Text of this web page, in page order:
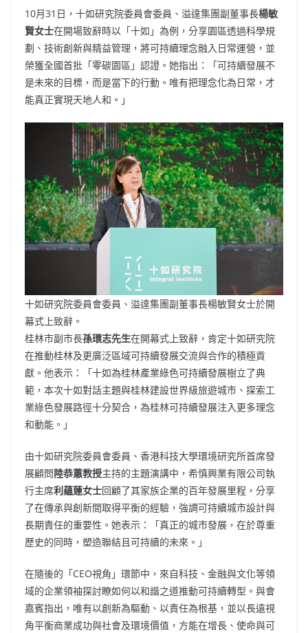
10月31日，十如研究院委員會委員、溢達集團副董事長楊敏
賢女士在開場致辭時以「十如」為例，分享園區透過科學規
劃、技術創新與精益管理，將可持續理念融入日常運營，並
榮獲全國首批「零碳園區」認證。她指出：「可持續發展不
是未來的目標，而是當下的行動。唯有把理念化為日常，才
能真正實現天地人和。」
十如研究院委員會委員、溢達集團副董事長楊敏賢女士於開
幕式上致辭。
桂林市副市長孫環志先生在開幕式上致辭，肯定十如研究院
在推動桂林及更廣泛區域可持續發展交流與合作的積極貢
獻。他表示：「十如為桂林產業綠色可持續發展樹立了典
範，本次十如對話主題與桂林建設世界級旅遊城市、探索工
業綠色發展路徑十分契合，為桂林可持續發展注入更多理念
和動能。」
由十如研究院委員會委員、香港科技大學環境研究所首席發
展顧問陸恭蕙教授主持的主題演講中，希慎興業有限公司執
行主席利蘊蓮女士回顧了其家族企業的百年發展里程，分享
了在傳承與創新間取得平衡的經驗，強調可持續城市設計與
長期責任的重要性。她表示：「真正的城市發展，在於尊重
歷史的同時，塑造聯結且可持續的未來。」
在隨後的「CEO視角」環節中，來自科技、金融與文化等領
域的企業領袖探討瞭如何以和諧之道推動可持續轉型。與會
嘉賓指出，唯有以創新為驅動、以責任為根基，並以長遠視
角平衡商業成功與社會及環境價值，方能在增長、使命與可